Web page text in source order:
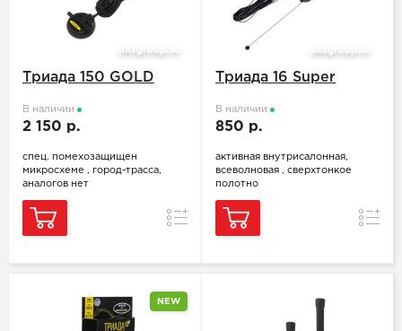
Триада 150 GOLD
В наличии
2 150 р.
спец. помехозащищен
микросхеме , город-трасса,
аналогов нет
Сравнение
Триада 16 Super
В наличии
850 р.
активная внутрисалонная,
всеволновая , сверхтонкое
полотно
NEW